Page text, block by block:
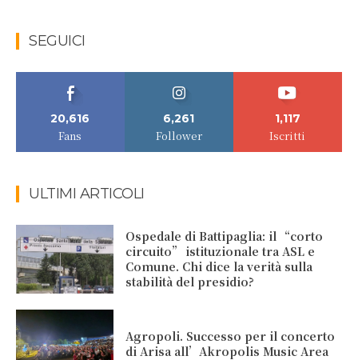
SEGUICI
20,616
Fans
6,261
Follower
1,117
Iscritti
ULTIMI ARTICOLI
Ospedale di Battipaglia: il “corto
circuito” istituzionale tra ASL e
Comune. Chi dice la verità sulla
stabilità del presidio?
Agropoli. Successo per il concerto
di Arisa all’Akropolis Music Area